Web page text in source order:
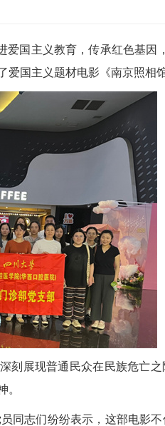
国主义教育，传承红色基因
国主义题材电影《南京照相馆
刻展现普通民众在民族危亡
。
同志们纷纷表示，这部电影